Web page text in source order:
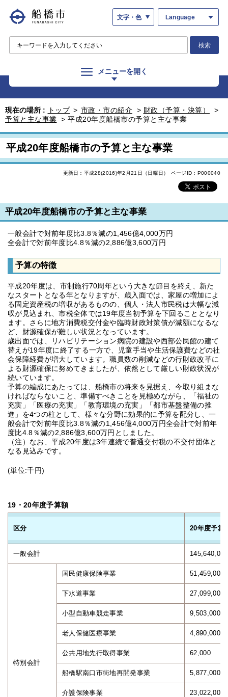
文字・色 Language
検索
メニューを開く
現在の場所 : トップ > 市政・市の紹介 > 財政（予算・決算）
>
予算と主な事業 > 平成20年度船橋市の予算と主な事業
平成20年度船橋市の予算と主な事業
更新日：平成28(2016)年2月21日（日曜日） ページID：P000040
平成20年度船橋市の予算と主な事業
一般会計で対前年度比3.8％減の1,456億4,000万円
全会計で対前年度比4.8％減の2,886億3,600万円
予算の特徴
平成20年度は、市制施行70周年という大きな節目を終え、新た
なスタートとなる年となりますが、歳入面では、家屋の増加によ
る固定資産税の増収があるものの、個人・法人市民税は大幅な減
収が見込まれ、市税全体では19年度当初予算を下回ることとなり
ます。さらに地方消費税交付金や臨時財政対策債が減額になるな
ど、財源確保が難しい状況となっています。
歳出面では、リハビリテーション病院の建設や西部公民館の建て
替えが19年度に終了する一方で、児童手当や生活保護費などの社
会保障経費が増大しています。職員数の削減などの行財政改革に
よる財源確保に努めてきましたが、依然として厳しい財政状況が
続いています。
予算の編成にあたっては、船橋市の将来を見据え、今取り組まな
ければならないこと、準備すべきことを見極めながら、「福祉の
充実」「医療の充実」「教育環境の充実」「都市基盤整備の推
進」を4つの柱として、様々な分野に効果的に予算を配分し、一
般会計で対前年度比3.8％減の1,456億4,000万円全会計で対前年
度比4.8％減の2,886億3,600万円としました。
（注）なお、平成20年度は3年連続で普通交付税の不交付団体と
なる見込みです。
(単位:千円)
19・20年度予算額
区分 20年度予算
一般会計 145,640,000
特別会計
国民健康保険事業 51,459,000
下水道事業 27,099,000
小型自動車競走事業 9,503,000
老人保健医療事業 4,890,000
公共用地先行取得事業 62,000
船橋駅南口市街地再開発事業 5,877,000
介護保険事業 23,022,000